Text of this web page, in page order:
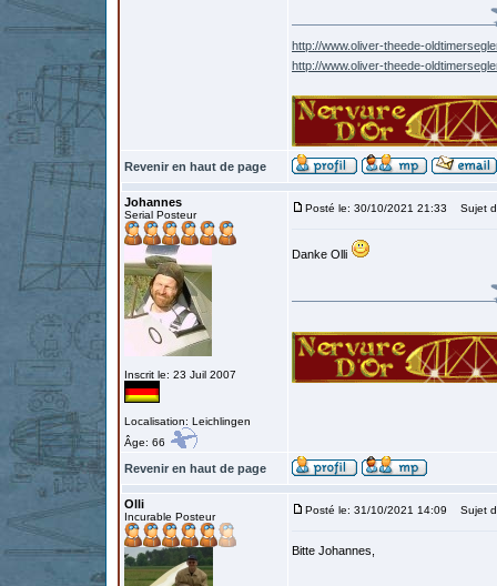
http://www.oliver-theede-
http://www.oliver-theede-
Revenir en haut de page
Johannes
Serial Posteur
Inscrit le: 23 Juil 2007
Localisation: Leichlingen
Âge: 66
Posté le: 30/10/2021 21:33 Sujet
Danke Olli
Revenir en haut de page
Olli
Incurable Posteur
Posté le: 31/10/2021 14:09 Sujet
Bitte Johannes,